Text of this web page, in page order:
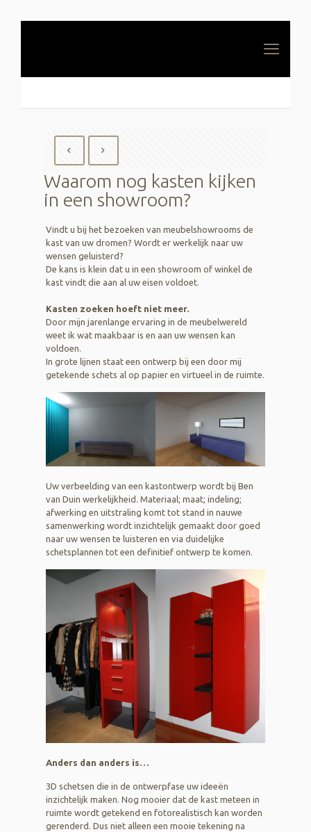
Waarom nog kasten kijken
in een showroom?
Vindt u bij het bezoeken van meubelshowrooms de
kast van uw dromen? Wordt er werkelijk naar uw
wensen geluisterd?
De kans is klein dat u in een showroom of winkel de
kast vindt die aan al uw eisen voldoet.
Kasten zoeken hoeft niet meer.
Door mijn jarenlange ervaring in de meubelwereld
weet ik wat maakbaar is en aan uw wensen kan
voldoen.
In grote lijnen staat een ontwerp bij een door mij
getekende schets al op papier en virtueel in de ruimte.
Uw verbeelding van een kastontwerp wordt bij Ben
van Duin werkelijkheid. Materiaal; maat; indeling;
afwerking en uitstraling komt tot stand in nauwe
samenwerking wordt inzichtelijk gemaakt door goed
naar uw wensen te luisteren en via duidelijke
schetsplannen tot een definitief ontwerp te komen.
Anders dan anders is…
3D schetsen die in de ontwerpfase uw ideeën
inzichtelijk maken. Nog mooier dat de kast meteen in
ruimte wordt getekend en fotorealistisch kan worden
gerenderd. Dus niet alleen een mooie tekening na